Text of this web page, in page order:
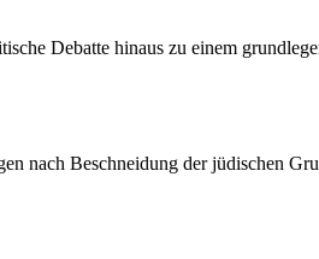
Debatte hinaus zu einem
nach Beschneidung der jüdischen